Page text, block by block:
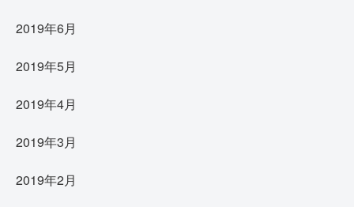
2019年6月
2019年5月
2019年4月
2019年3月
2019年2月